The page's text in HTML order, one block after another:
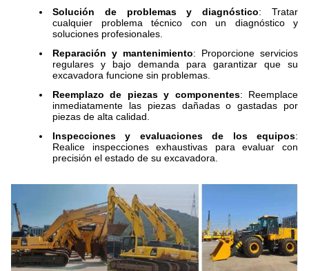
Solución de problemas y diagnóstico: Tratar
cualquier problema técnico con un diagnóstico y
soluciones profesionales.
Reparación y mantenimiento: Proporcione servicios
regulares y bajo demanda para garantizar que su
excavadora funcione sin problemas.
Reemplazo de piezas y componentes: Reemplace
inmediatamente las piezas dañadas o gastadas por
piezas de alta calidad.
Inspecciones y evaluaciones de los equipos:
Realice inspecciones exhaustivas para evaluar con
precisión el estado de su excavadora.